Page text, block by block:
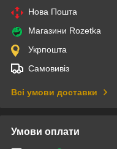
Нова Пошта
Магазини Rozetka
Укрпошта
Самовивіз
Всі умови доставки
Умови оплати